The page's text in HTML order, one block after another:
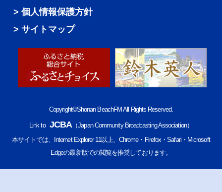
個人情報保護方針
サイトマップ
Copyright©Shonan BeachFM All Rights Reserved.
Link to JCBA（Japan Community Broadcasting Association）
本サイトでは、Internet Explorer 11以上、Chrome・Firefox・Safari・Microsoft
Edgeの最新版での閲覧を推奨しております。